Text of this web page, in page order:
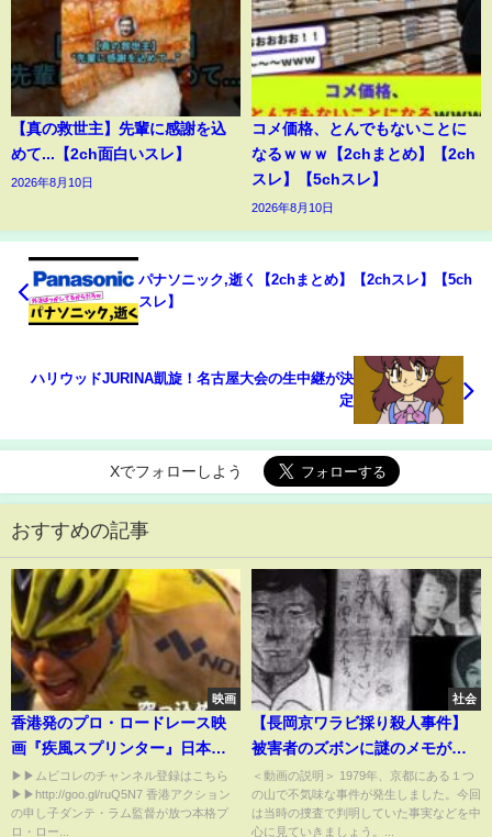
【真の救世主】先輩に感謝を込
めて...【2ch面白いスレ】
2026年8月10日
コメ価格、とんでもないことに
なるｗｗｗ【2chまとめ】【2ch
スレ】【5chスレ】
2026年8月10日
パナソニック,逝く【2chまとめ】【2chスレ】【5ch
スレ】
ハリウッドJURINA凱旋！名古屋大会の生中継が決
定
Xでフォローしよう
おすすめの記事
映画
香港発のプロ・ロードレース映
画『疾風スプリンター』日本版
予告編
▶▶ムビコレのチャンネル登録はこちら
▶▶http://goo.gl/ruQ5N7 香港アクション
の申し子ダンテ・ラム監督が放つ本格プ
ロ・ロー...
社会
【長岡京ワラビ採り殺人事件】
被害者のズボンに謎のメモが残
されていた
＜動画の説明＞ 1979年、京都にある１つ
の山で不気味な事件が発生しました。今回
は当時の捜査で判明していた事実などを中
心に見ていきましょう。...